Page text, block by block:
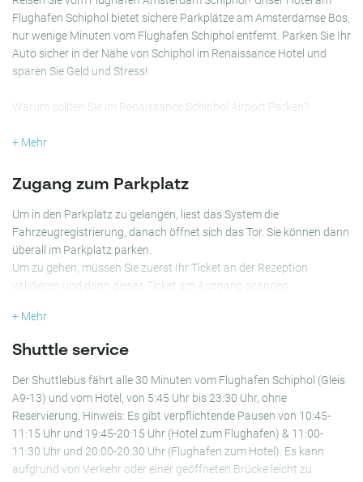
Flughafen Schiphol bietet sichere Parkplätze am Amsterdamse Bos,
nur wenige Minuten vom Flughafen Schiphol entfernt. Parken Sie Ihr
Auto sicher in der Nähe von Schiphol im Renaissance Hotel und
sparen Sie Geld und Stress!
Warum sollten Sie im Renaissance Schiphol Airport Parken?
Kostenloser Shuttle - bestätigen Sie die Zeiten direkt mit dem
Parken Sie in der Nähe des Flughafens
Der Parkplatz verfügt über 6 Ladestationen für elektrische
Fahrzeuge
In unserer Bar erhalten Sie einen Rabatt von 10%, wenn Sie Ihre
+ Mehr
Zugang zum Parkplatz
Um in den Parkplatz zu gelangen, liest das System die
Fahrzeugregistrierung, danach öffnet sich das Tor. Sie können dann
überall im Parkplatz parken.
Um zu gehen, müssen Sie zuerst Ihr Ticket an der Rezeption
validieren und dann dieses Ticket am Ausgang scannen.
+ Mehr
Shuttle service
Der Shuttlebus fährt alle 30 Minuten vom Flughafen Schiphol (Gleis
A9-13) und vom Hotel, von 5:45 Uhr bis 23:30 Uhr, ohne
Reservierung. Hinweis: Es gibt verpflichtende Pausen von 10:45-
11:15 Uhr und 19:45-20:15 Uhr (Hotel zum Flughafen) & 11:00-
11:30 Uhr und 20:00-20:30 Uhr (Flughafen zum Hotel). Es kann
aufgrund von Verkehr oder einer geöffneten Brücke leicht zu